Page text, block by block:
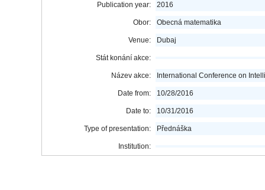
Publication year: 2016
Obor: Obecná matematika
Venue: Dubaj
Stát konání akce:
Název akce: International Conference on
Date from: 10/28/2016
Date to: 10/31/2016
Type of presentation: Přednáška
Institution: